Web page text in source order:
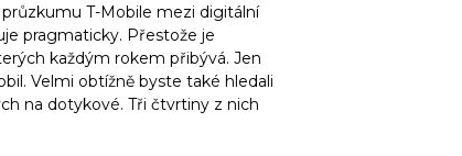
T-Mobile mezi digitální
pragmaticky. Přestože je
každým rokem přibývá. Jen
Velmi obtížně byste také hledali
na dotykové. Tři čtvrtiny z nich